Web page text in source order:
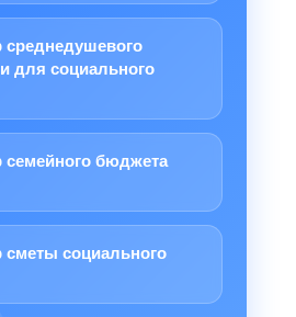
среднедушевого
для социального
семейного бюджета
сметы социального